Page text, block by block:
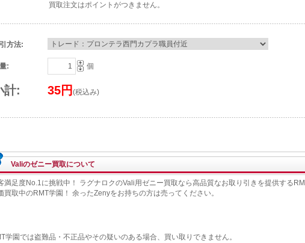
買取注文はポイントがつきません。
方法:
: 個
計: 35円 (税込み)
Valiのゼニー買取について
満足度No.1に挑戦中！ ラグナロクのVali用ゼニー買取なら高品質なお取り引きを提供する
買取中のRMT学園！ 余ったZenyをお持ちの方は売ってください。
学園では盗難品・不正品やその疑いのある場合、買い取りできません。